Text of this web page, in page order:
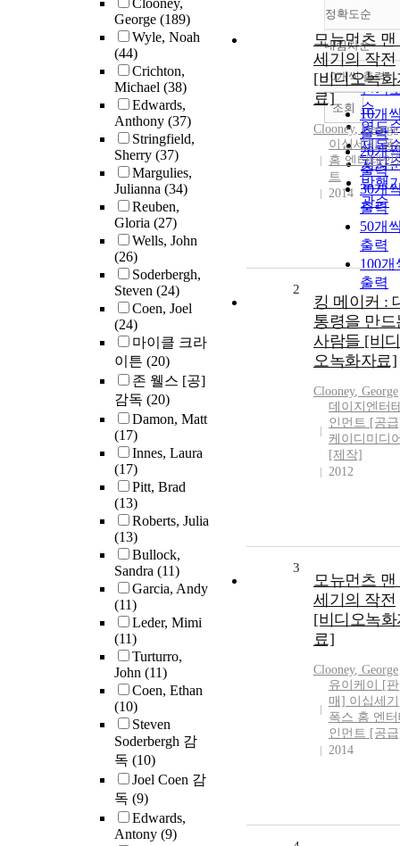
Clooney,
George (189)
Wyle, Noah
(44)
Crichton,
Michael (38)
Edwards,
Anthony (37)
Stringfield,
Sherry (37)
Margulies,
Julianna (34)
Reuben,
Gloria (27)
Wells, John
(26)
Soderbergh,
Steven (24)
Coen, Joel
(24)
마이클 크라
이튼 (20)
존 웰스 [공]
감독 (20)
Damon, Matt
(17)
Innes, Laura
(17)
Pitt, Brad
(13)
Roberts, Julia
(13)
Bullock,
Sandra (11)
Garcia, Andy
(11)
Leder, Mimi
(11)
Turturro,
John (11)
Coen, Ethan
(10)
Steven
Soderbergh 감
독 (10)
Joel Coen 감
독 (9)
Edwards,
Antony (9)
정확도순
정확
순
인기
순
연도
제목
저자
발행
관순
내림차순
내림
10개씩 출력
10개
출력
20개
출력
30개
출력
50개
출력
100개
출력
조회
모뉴먼츠 맨
세기의 작전
[비디오녹화
료]
Clooney,George
이십세기 폭
홈 엔터테인
트
2014
2
킹 메이커 :
통령을 만드
사람들 [비디
오녹화자료]
Clooney, George
데이지엔터
인먼트 [공
케이디미디
[제작]
2012
3
모뉴먼츠 맨
세기의 작전
[비디오녹화
료]
Clooney, George
유이케이 [판
매] 이십세기
폭스 홈 엔
인먼트 [공
2014